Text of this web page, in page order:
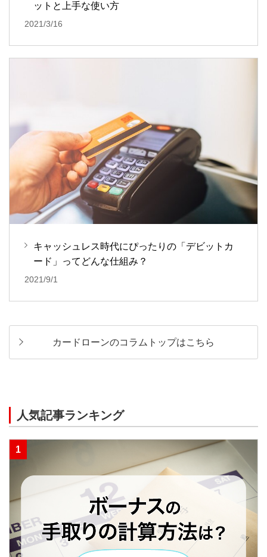
ットと上手な使い方
2021/3/16
キャッシュレス時代にぴったりの「デビットカ
ード」ってどんな仕組み？
2021/9/1
カードローンのコラムトップはこちら
人気記事ランキング